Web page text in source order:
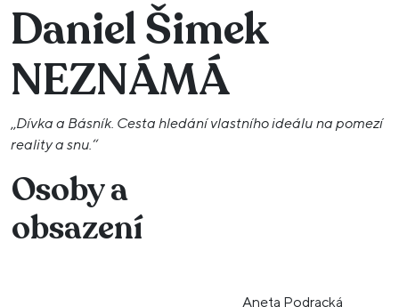
Daniel Šimek
NEZNÁMÁ
,,Dívka a Básník. Cesta hledání vlastního ideálu na pomezí
reality a snu.‘‘
Osoby a
obsazení
Aneta Podracká